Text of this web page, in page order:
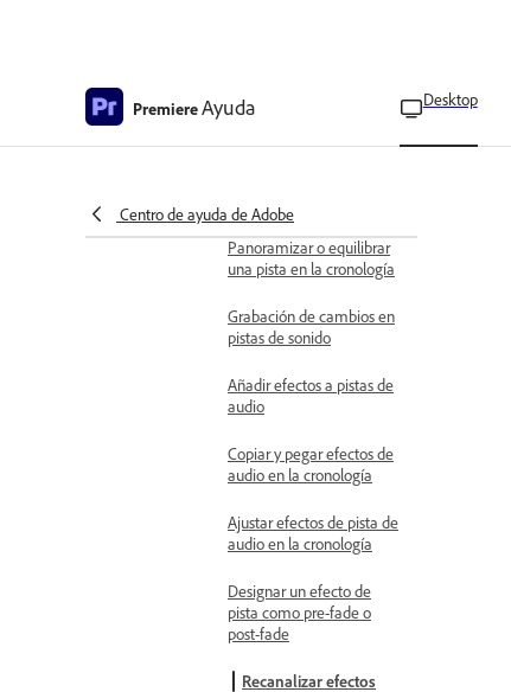
PremiereAyuda Desktop
Centro de ayuda de Adobe
Panorámica o equilibrio
Panoramizar o equilibrar
una pista en la cronología
Grabación de cambios en
pistas de sonido
Añadir efectos a pistas de
audio
Copiar y pegar efectos de
audio en la cronología
Ajustar efectos de pista de
audio en la cronología
Designar un efecto de
pista como pre-fade o
post-fade
Recanalizar efectos